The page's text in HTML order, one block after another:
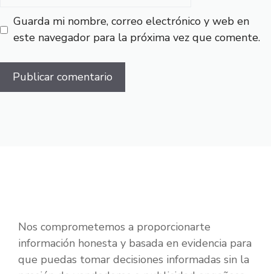
Guarda mi nombre, correo electrónico y web en
este navegador para la próxima vez que comente.
Nos comprometemos a proporcionarte
información honesta y basada en evidencia para
que puedas tomar decisiones informadas sin la